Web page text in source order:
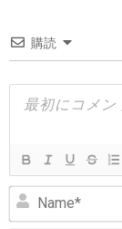
ー
シ
ョ
購読